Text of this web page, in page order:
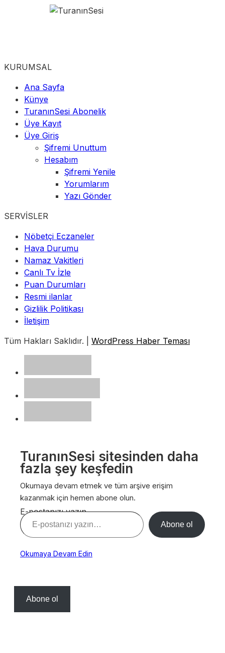
KURUMSAL
Ana Sayfa
Künye
TuranınSesi Abonelik
Üye Kayıt
Üye Giriş
Şifremi Unuttum
Hesabım
Şifremi Yenile
Yorumlarım
Yazı Gönder
SERVİSLER
Nöbetçi Eczaneler
Hava Durumu
Namaz Vakitleri
Canlı Tv İzle
Puan Durumları
Resmi ilanlar
Gizlilik Politikası
İletişim
Tüm Hakları Saklıdır. | WordPress Haber Teması
TuranınSesi sitesinden daha
fazla şey keşfedin
Okumaya devam etmek ve tüm arşive erişim
kazanmak için hemen abone olun.
E-postanızı yazın…
Abone ol
Okumaya Devam Edin
Abone ol